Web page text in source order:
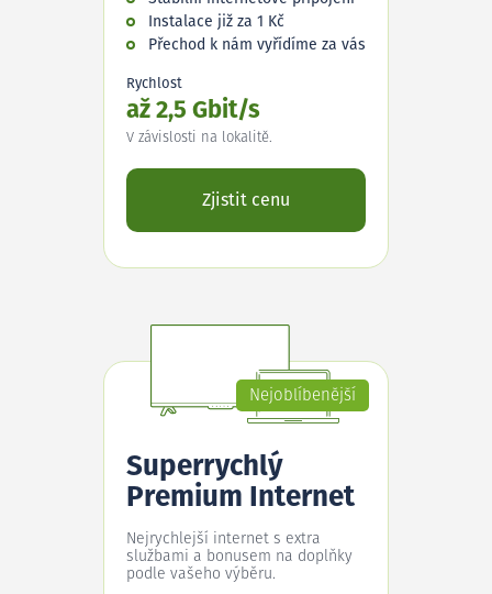
Instalace již za 1 Kč
Přechod k nám vyřídíme za vás
Rychlost
až 2,5 Gbit/s
V závislosti na lokalitě.
Zjistit cenu
Nejoblíbenější
Superrychlý
Premium Internet
Nejrychlejší internet s extra
službami a bonusem na doplňky
podle vašeho výběru.